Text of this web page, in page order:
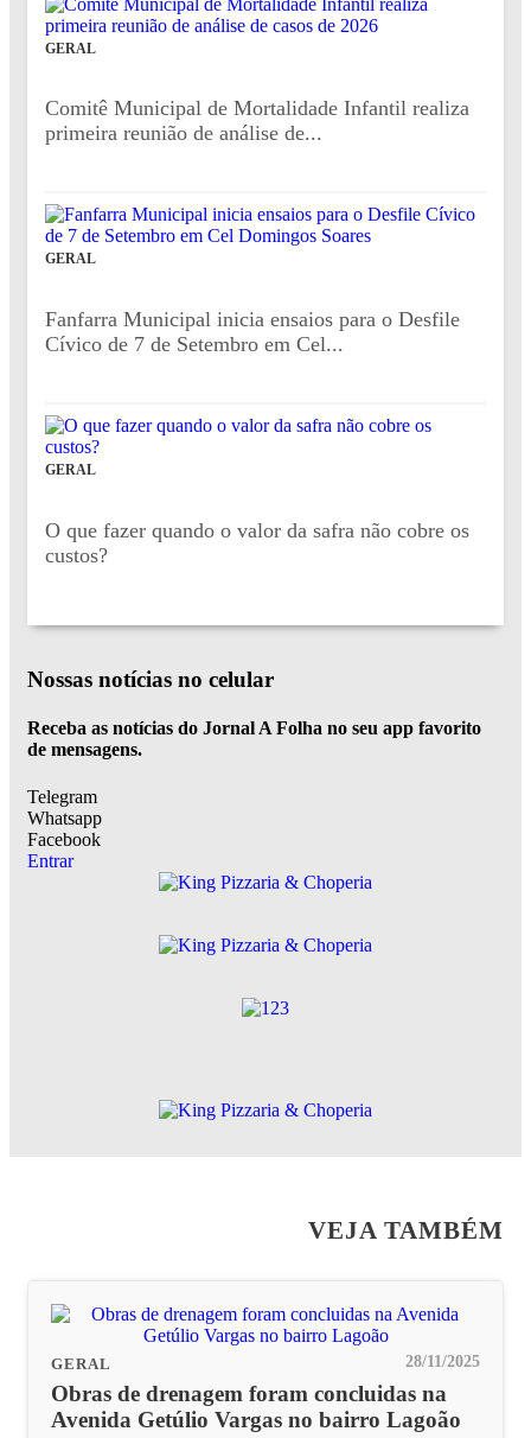
GERAL
Comitê Municipal de Mortalidade Infantil realiza
primeira reunião de análise de...
GERAL
Fanfarra Municipal inicia ensaios para o Desfile
Cívico de 7 de Setembro em Cel...
GERAL
O que fazer quando o valor da safra não cobre os
custos?
Nossas notícias no celular
Receba as notícias do Jornal A Folha no seu app favorito
de mensagens.
Telegram
Whatsapp
Facebook
Entrar
VEJA TAMBÉM
GERAL 28/11/2025
Obras de drenagem foram concluidas na
Avenida Getúlio Vargas no bairro Lagoão